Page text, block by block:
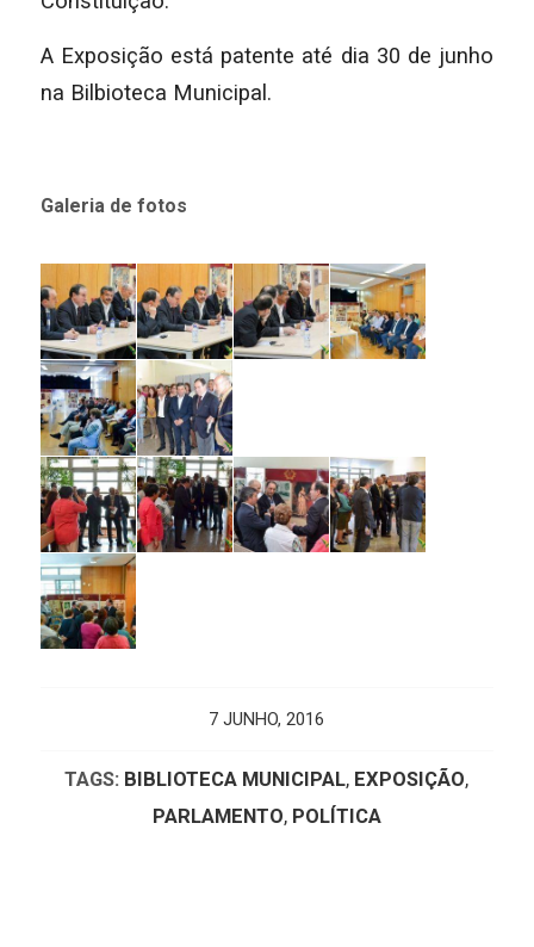
A Exposição está patente até dia 30 de junho
na Bilbioteca Municipal.
Galeria de fotos
7 JUNHO, 2016
TAGS: BIBLIOTECA MUNICIPAL, EXPOSIÇÃO,
PARLAMENTO, POLÍTICA